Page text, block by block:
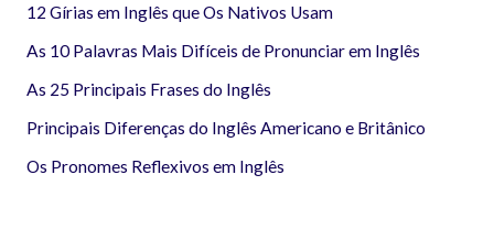
s
a
r
12 Gírias em Inglês que Os Nativos Usam
As 10 Palavras Mais Difíceis de Pronunciar em Inglês
As 25 Principais Frases do Inglês
Principais Diferenças do Inglês Americano e Britânico
Os Pronomes Reflexivos em Inglês